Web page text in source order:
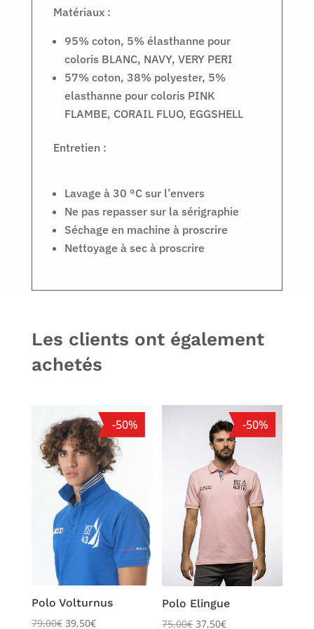
Matériaux :
95% coton, 5% élasthanne pour
coloris BLANC, NAVY, VERY PERI
57% coton, 38% polyester, 5%
elasthanne pour coloris PINK
FLAMBE, CORAIL FLUO, EGGSHELL
Entretien :
Lavage à 30 °C sur l’envers
Ne pas repasser sur la sérigraphie
Séchage en machine à proscrire
Nettoyage à sec à proscrire
Les clients ont également
achetés
-50%
Polo Volturnus
79,00€ 39,50€
-50%
Polo Elingue
75,00€ 37,50€